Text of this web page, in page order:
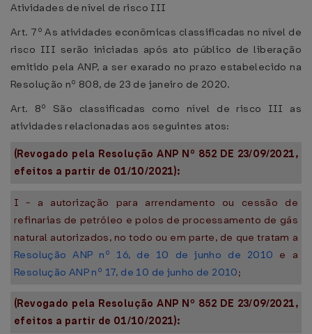
Atividades de nível de risco III
Art. 7º As atividades econômicas classificadas no nível de
risco III serão iniciadas após ato público de liberação
emitido pela ANP, a ser exarado no prazo estabelecido na
Resolução nº 808, de 23 de janeiro de 2020.
Art. 8º São classificadas como nível de risco III as
atividades relacionadas aos seguintes atos:
(Revogado pela Resolução ANP Nº 852 DE 23/09/2021,
efeitos a partir de 01/10/2021):
I - a autorização para arrendamento ou cessão de
refinarias de petróleo e polos de processamento de gás
natural autorizados, no todo ou em parte, de que tratam a
Resolução ANP nº 16, de 10 de junho de 2010 e a
Resolução ANP nº 17, de 10 de junho de 2010;
(Revogado pela Resolução ANP Nº 852 DE 23/09/2021,
efeitos a partir de 01/10/2021):